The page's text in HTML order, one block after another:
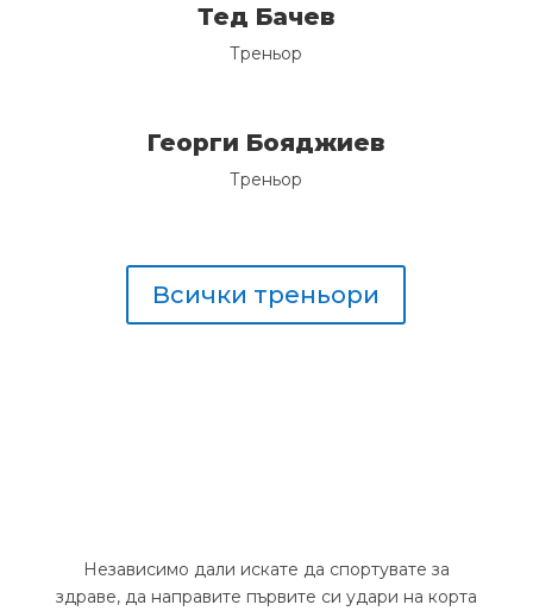
Тед Бачев
Треньор
Георги Бояджиев
Треньор
Всички треньори
Независимо дали искате да спортувате за
здраве, да направите първите си удари на корта